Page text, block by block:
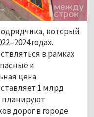
который
годах.
в рамках
и
цена
1 млрд
планируют
дорог в городе.